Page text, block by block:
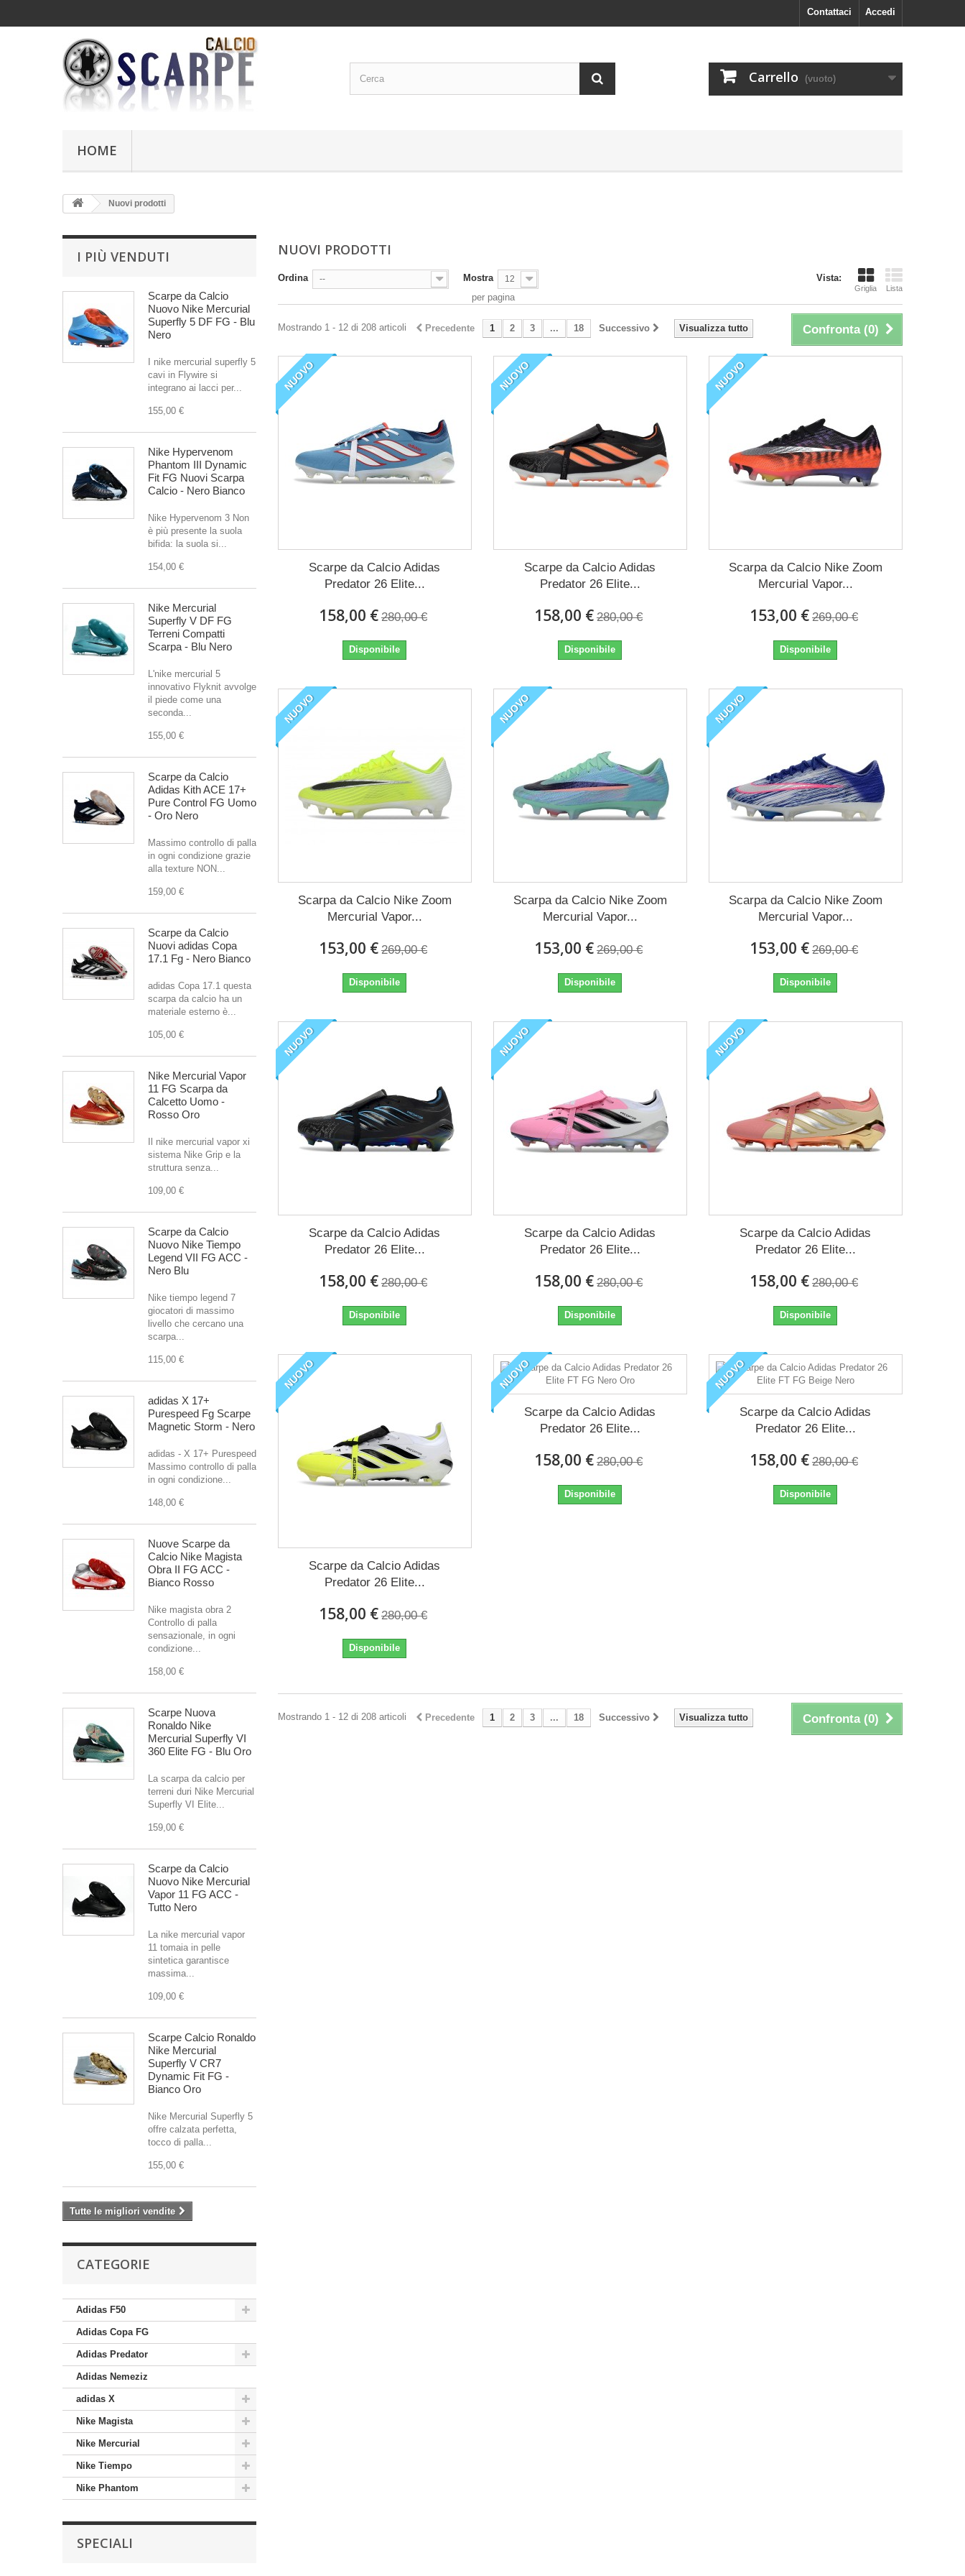
Accedi
Contattaci
Carrello (vuoto)
HOME
Nuovi prodotti
I PIÙ VENDUTI
Scarpe da Calcio
Nuovo Nike Mercurial
Superfly 5 DF FG - Blu
Nero
I nike mercurial superfly 5
cavi in Flywire si
integrano ai lacci per...
155,00 €
Nike Hypervenom
Phantom III Dynamic
Fit FG Nuovi Scarpa
Calcio - Nero Bianco
Nike Hypervenom 3 Non
è più presente la suola
bifida: la suola si...
154,00 €
Nike Mercurial
Superfly V DF FG
Terreni Compatti
Scarpa - Blu Nero
L'nike mercurial 5
innovativo Flyknit avvolge
il piede come una
seconda...
155,00 €
Scarpe da Calcio
Adidas Kith ACE 17+
Pure Control FG Uomo
- Oro Nero
Massimo controllo di palla
in ogni condizione grazie
alla texture NON...
159,00 €
Scarpe da Calcio
Nuovi adidas Copa
17.1 Fg - Nero Bianco
adidas Copa 17.1 questa
scarpa da calcio ha un
materiale esterno è...
105,00 €
Nike Mercurial Vapor
11 FG Scarpa da
Calcetto Uomo -
Rosso Oro
Il nike mercurial vapor xi
sistema Nike Grip e la
struttura senza...
109,00 €
Scarpe da Calcio
Nuovo Nike Tiempo
Legend VII FG ACC -
Nero Blu
Nike tiempo legend 7
giocatori di massimo
livello che cercano una
scarpa...
115,00 €
adidas X 17+
Purespeed Fg Scarpe
Magnetic Storm - Nero
adidas - X 17+ Purespeed
Massimo controllo di palla
in ogni condizione...
148,00 €
Nuove Scarpe da
Calcio Nike Magista
Obra II FG ACC -
Bianco Rosso
Nike magista obra 2
Controllo di palla
sensazionale, in ogni
condizione...
158,00 €
Scarpe Nuova
Ronaldo Nike
Mercurial Superfly VI
360 Elite FG - Blu Oro
La scarpa da calcio per
terreni duri Nike Mercurial
Superfly VI Elite...
159,00 €
Scarpe da Calcio
Nuovo Nike Mercurial
Vapor 11 FG ACC -
Tutto Nero
La nike mercurial vapor
11 tomaia in pelle
sintetica garantisce
massima...
109,00 €
Scarpe Calcio Ronaldo
Nike Mercurial
Superfly V CR7
Dynamic Fit FG -
Bianco Oro
Nike Mercurial Superfly 5
offre calzata perfetta,
tocco di palla...
155,00 €
Tutte le migliori vendite
CATEGORIE
Adidas F50
Adidas Copa FG
Adidas Predator
Adidas Nemeziz
adidas X
Nike Magista
Nike Mercurial
Nike Tiempo
Nike Phantom
SPECIALI
NUOVI PRODOTTI
Vista:
Griglia Lista
Ordina -- Mostra 12
per pagina
Confronta (0)
Visualizza tutto
Precedente 1 2 3 ... 18 Successivo
Mostrando 1 - 12 di 208 articoli
NUOVO
Scarpe da Calcio Adidas
Predator 26 Elite...
158,00 € 280,00 €
Disponibile
NUOVO
Scarpe da Calcio Adidas
Predator 26 Elite...
158,00 € 280,00 €
Disponibile
NUOVO
Scarpa da Calcio Nike Zoom
Mercurial Vapor...
153,00 € 269,00 €
Disponibile
NUOVO
Scarpa da Calcio Nike Zoom
Mercurial Vapor...
153,00 € 269,00 €
Disponibile
NUOVO
Scarpa da Calcio Nike Zoom
Mercurial Vapor...
153,00 € 269,00 €
Disponibile
NUOVO
Scarpa da Calcio Nike Zoom
Mercurial Vapor...
153,00 € 269,00 €
Disponibile
NUOVO
Scarpe da Calcio Adidas
Predator 26 Elite...
158,00 € 280,00 €
Disponibile
NUOVO
Scarpe da Calcio Adidas
Predator 26 Elite...
158,00 € 280,00 €
Disponibile
NUOVO
Scarpe da Calcio Adidas
Predator 26 Elite...
158,00 € 280,00 €
Disponibile
NUOVO
Scarpe da Calcio Adidas
Predator 26 Elite...
158,00 € 280,00 €
Disponibile
NUOVO
Scarpe da Calcio Adidas
Predator 26 Elite...
158,00 € 280,00 €
Disponibile
NUOVO
Scarpe da Calcio Adidas
Predator 26 Elite...
158,00 € 280,00 €
Disponibile
Confronta (0)
Visualizza tutto
Precedente 1 2 3 ... 18 Successivo
Mostrando 1 - 12 di 208 articoli